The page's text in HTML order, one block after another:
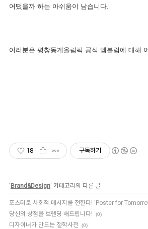
어땠을까 하는 아쉬움이 남습니다.
여러분은 평창동계올림픽 공식 엠블럼에 대해
18 구독하기
'Brand&Design' 카테고리의 다른 글
포스터로 사회적 메시지를 전한다! 'Poster for
당신의 상점을 브랜딩 해드립니다! (0)
디자이너가 만드는 철학사전 (0)